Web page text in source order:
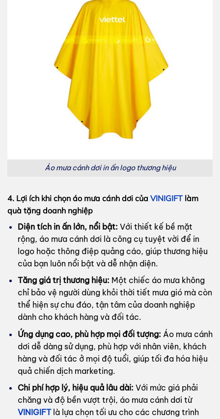
Áo mưa cánh dơi in ấn logo thương hiệu
4. Lợi ích khi chọn áo mưa cánh dơi của VINIGIFT làm
quà tặng doanh nghiệp
Diện tích in ấn lớn, nổi bật: Với thiết kế bề mặt
rộng, áo mưa cánh dơi là công cụ tuyệt vời để in
logo hoặc thông điệp quảng cáo, giúp thương hiệu
của bạn luôn nổi bật và dễ nhận diện.
Tăng giá trị thương hiệu: Một chiếc áo mưa không
chỉ bảo vệ người dùng khỏi thời tiết mưa gió mà còn
thể hiện sự chu đáo, tận tâm của doanh nghiệp
dành cho khách hàng và đối tác.
Ứng dụng cao, phù hợp mọi đối tượng: Áo mưa cánh
dơi dễ dàng sử dụng, phù hợp với nhân viên, khách
hàng và đối tác ở mọi độ tuổi, giúp tối đa hóa hiệu
quả chiến dịch marketing.
Chi phí hợp lý, hiệu quả lâu dài: Với mức giá phải
chăng và độ bền vượt trội, áo mưa cánh dơi từ
VINIGIFTlà lựa chọn tối ưu cho các chương trình